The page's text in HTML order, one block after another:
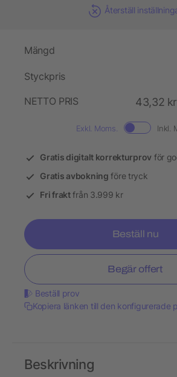
Återställ
Mängd
Styckpris
NETTO PRIS
43,32 kr
Exkl. Moms. Inkl.
Gratis digitalt korrekturprov för
Gratis avbokning före tryck
Fri fraktfrån 3.999 kr
Beställ nu
Begär offert
Beställ prov
Kopiera länken till den konfigurerade
Beskrivning